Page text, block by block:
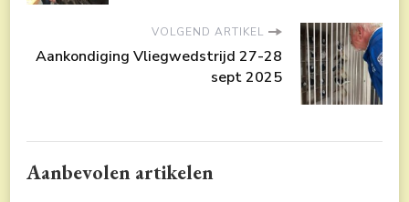
VOLGEND ARTIKEL
Aankondiging Vliegwedstrijd 27-28
sept 2025
Aanbevolen artikelen